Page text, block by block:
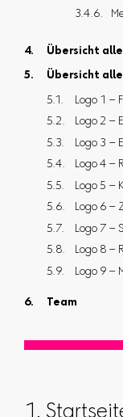
Übersicht
Übersicht
Logo 1 –
Logo 2 –
Logo 3 –
Logo 4 –
Logo 5 –
Logo 6 –
Logo 7 –
Logo 8 –
Logo 9 –
Team
1.